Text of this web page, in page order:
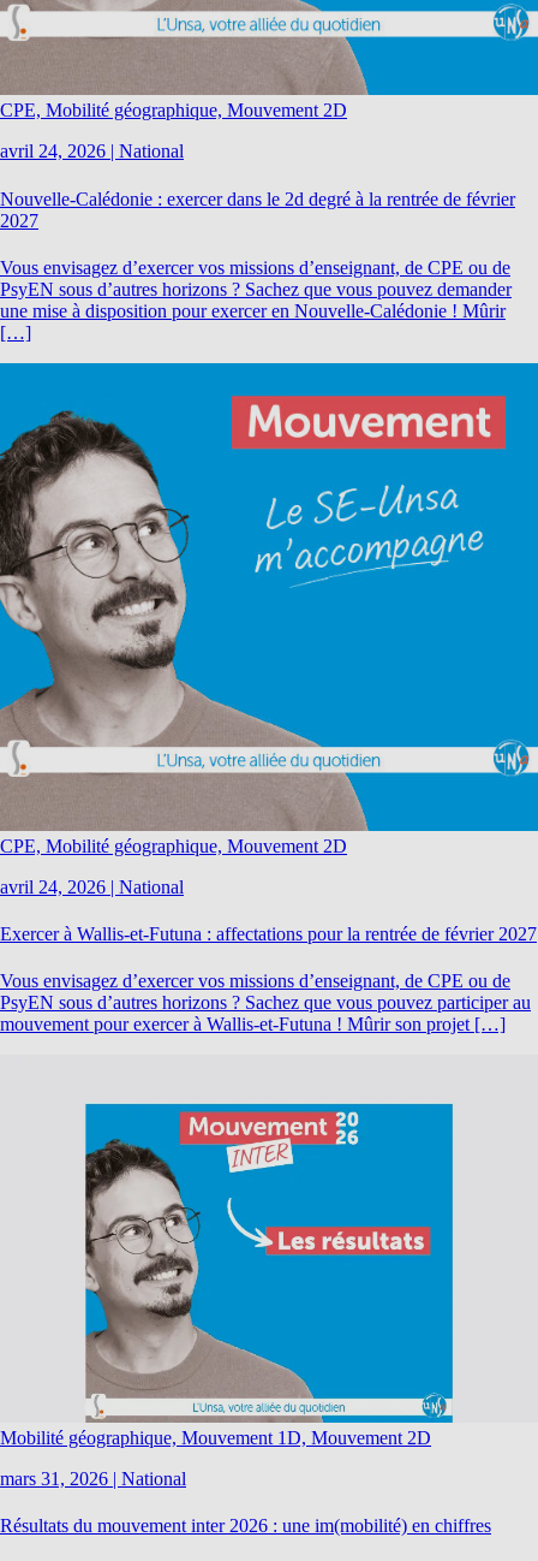
CPE, Mobilité géographique, Mouvement 2D
avril 24, 2026 | National
Nouvelle-Calédonie : exercer dans le 2d degré à la rentrée de février
2027
Vous envisagez d’exercer vos missions d’enseignant, de CPE ou de
PsyEN sous d’autres horizons ? Sachez que vous pouvez demander
une mise à disposition pour exercer en Nouvelle-Calédonie ! Mûrir
[…]
CPE, Mobilité géographique, Mouvement 2D
avril 24, 2026 | National
Exercer à Wallis-et-Futuna : affectations pour la rentrée de février 2027
Vous envisagez d’exercer vos missions d’enseignant, de CPE ou de
PsyEN sous d’autres horizons ? Sachez que vous pouvez participer au
mouvement pour exercer à Wallis-et-Futuna ! Mûrir son projet […]
Mobilité géographique, Mouvement 1D, Mouvement 2D
mars 31, 2026 | National
Résultats du mouvement inter 2026 : une im(mobilité) en chiffres